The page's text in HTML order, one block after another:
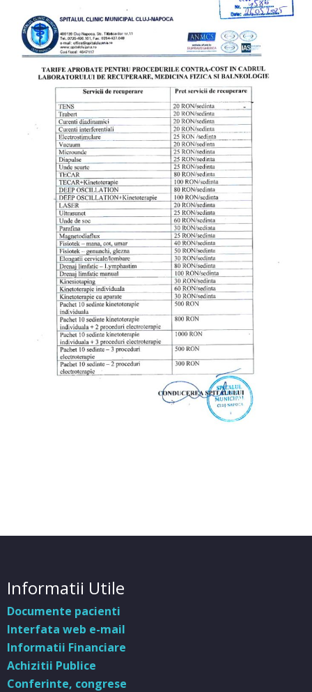
Informatii Utile
Documente pacienti
Interfata web e-mail
Informatii Financiare
Achizitii Publice
Conferinte, congrese